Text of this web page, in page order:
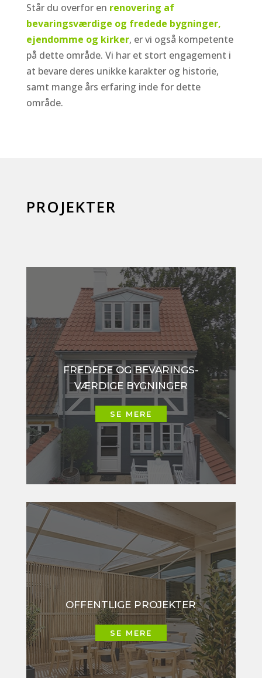
Står du overfor en renovering af
bevaringsværdige og fredede bygninger,
ejendomme og kirker, er vi også kompetente
på dette område. Vi har et stort engagement i
at bevare deres unikke karakter og historie,
samt mange års erfaring inde for dette
område.
PROJEKTER
FREDEDE OG BEVARINGS­
VÆRDIGE BYGNINGER
SE MERE
OFFENTLIGE PROJEKTER
SE MERE